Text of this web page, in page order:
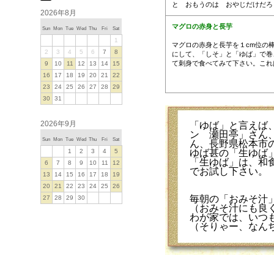
と おもうのは おやじだけだろ
マグロの赤身と長芋
マグロの赤身と長芋を１cm位の
にして、「しそ」と「ゆば」で
て刺身で食べてみて下さい。こ
「ゆば」と言え
ン 瀬田亭」さん
ん、長野県松本市
ゆば甚の「生ゆば
「生ゆば」は、
でお試し下さい。
毎朝の「おみそ汁
（おみそ汁にも良
わが家では、いつ
（そりゃー、な
2026年8月
Sun Mon Tue Wed Thu Fri Sat
1
2
3 4 5 6 7
8
9
10 11 12 13 14
15
16
17 18 19 20 21
22
23
24 25 26 27 28
29
30
31
2026年9月
Sun Mon Tue Wed Thu Fri Sat
1 2 3 4
5
6
7 8 9 10 11
12
13
14 15 16 17 18
19
20
21 22 23 24 25
26
27
28 29 30